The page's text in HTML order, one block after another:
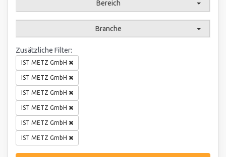
Bereich
Branche
Zusätzliche Filter:
IST METZ GmbH
IST METZ GmbH
IST METZ GmbH
IST METZ GmbH
IST METZ GmbH
IST METZ GmbH